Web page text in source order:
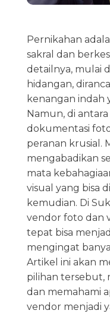
Pernikahan
sakral dan
detailnya, mulai
hidangan,
kenangan indah
Namun, di
dokumentasi
peranan krusial.
mengabadikan
mata
visual yang bisa
kemudian. Di
vendor foto dan
tepat bisa
mengingat
Artikel ini akan
pilihan tersebut,
dan memahami
vendor menjadi